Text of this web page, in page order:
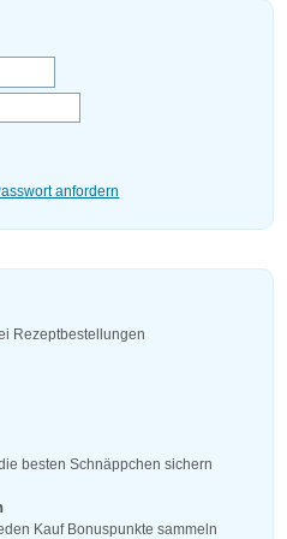
anfordern
Rezeptbestellungen
besten Schnäppchen sichern
Kauf Bonuspunkte sammeln